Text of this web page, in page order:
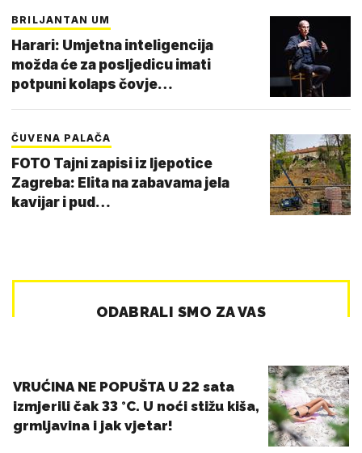
BRILJANTAN UM
Harari: Umjetna inteligencija
možda će za posljedicu imati
potpuni kolaps čovje…
ČUVENA PALAČA
FOTO Tajni zapisi iz ljepotice
Zagreba: Elita na zabavama jela
kavijar i pud…